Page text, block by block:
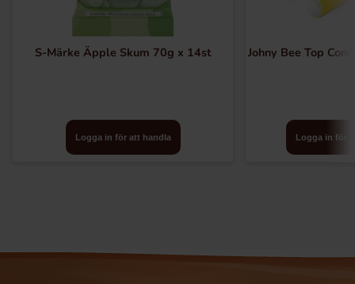
S-Märke Äpple Skum 70g x 14st
Logga in för att handla
Johny Bee Top
Logga in för